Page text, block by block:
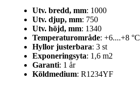
Utv. bredd, mm: 1000
Utv. djup, mm: 750
Utv. höjd, mm: 1340
Temperaturområde: +6....+8 °C
Hyllor justerbara: 3 st
Exponeringsyta: 1,6 m2
Garanti: 1 år
Köldmedium: R1234YF